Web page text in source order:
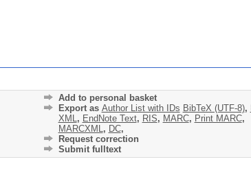
Add to personal basket
Export as Author List with IDs BibTeX (UTF-8),
XML, EndNote Text, RIS, MARC, Print MARC,
MARCXML, DC,
Request correction
Submit fulltext